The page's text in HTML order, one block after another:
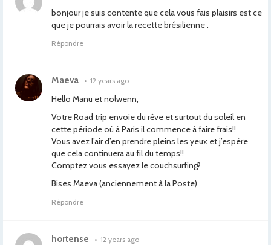
bonjour je suis contente que cela vous fais plaisirs est ce
que je pourrais avoir la recette brésilienne .
Répondre
Maeva • 12 years ago
Hello Manu et nolwenn,
Votre Road trip envoie du rêve et surtout du soleil en
cette période où à Paris il commence à faire frais!!
Vous avez l’air d’en prendre pleins les yeux et j’espère
que cela continuera au fil du temps!!
Comptez vous essayez le couchsurfing?
Bises Maeva (anciennement à la Poste)
Répondre
hortense • 12 years ago